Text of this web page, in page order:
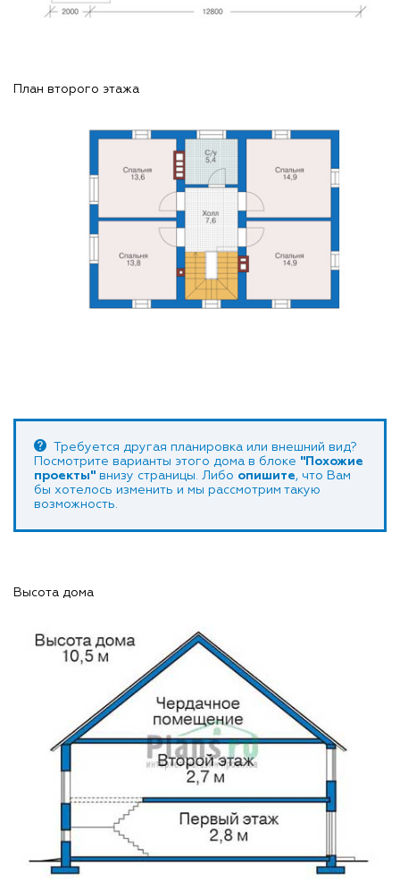
План второго этажа
Требуется другая планировка или внешний вид?
Посмотрите варианты этого дома в блоке "Похожие
проекты" внизу страницы. Либо опишите, что Вам
бы хотелось изменить и мы рассмотрим такую
возможность.
Высота дома